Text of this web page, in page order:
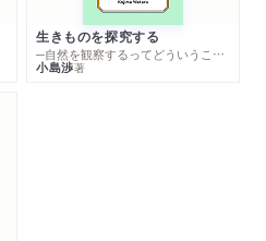
生きものを探究する
─自然を観察するってどういうこと？
小島渉著